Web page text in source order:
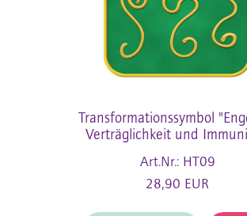
Transformationssymbol
Verträglichkeit und
Art.Nr.: HT09
28,90 EUR